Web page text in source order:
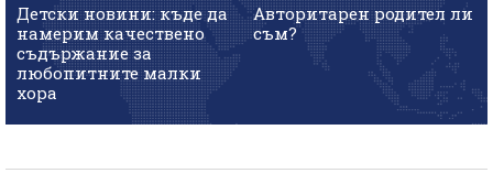
Детски новини: къде да
намерим качествено
съдържание за
любопитните малки
хора
Авторитарен родител ли
съм?